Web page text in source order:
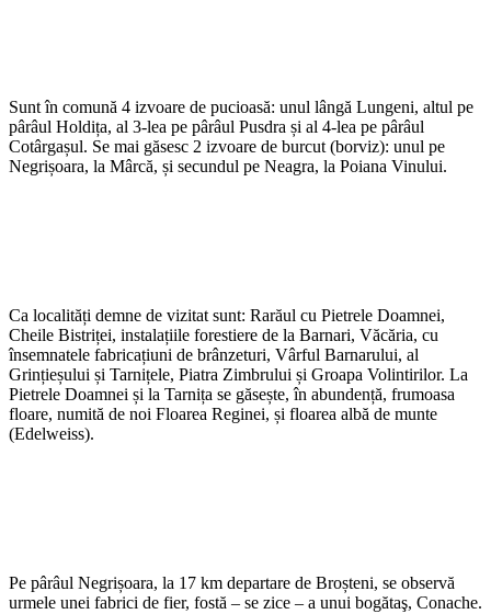
Sunt în comună 4 izvoare de pucioasă: unul lângă Lungeni, altul pe
pârâul Holdița, al 3-lea pe pârâul Pusdra și al 4-lea pe pârâul
Cotârgașul. Se mai găsesc 2 izvoare de burcut (borviz): unul pe
Negrișoara, la Mârcă, și secundul pe Neagra, la Poiana Vinului.
Ca localități demne de vizitat sunt: Rarăul cu Pietrele Doamnei,
Cheile Bistriței, instalațiile forestiere de la Barnari, Văcăria, cu
însemnatele fabricațiuni de brânzeturi, Vârful Barnarului, al
Grințieșului și Tarnițele, Piatra Zimbrului și Groapa Volintirilor. La
Pietrele Doamnei și la Tarnița se găsește, în abundență, frumoasa
floare, numită de noi Floarea Reginei, și floarea albă de munte
(Edelweiss).
Pe pârâul Negrișoara, la 17 km departare de Broșteni, se observă
urmele unei fabrici de fier, fostă – se zice – a unui bogătaş, Conache.